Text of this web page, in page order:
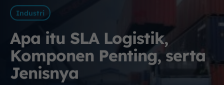
Industri
Apa itu SLA Logistik,
Komponen Penting, serta
Jenisnya